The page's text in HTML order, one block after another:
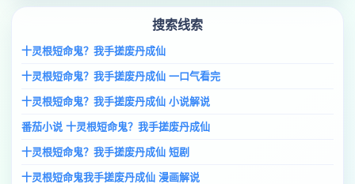
搜索线索
十灵根短命鬼？我手搓废丹成仙
十灵根短命鬼？我手搓废丹成仙 一口气看完
十灵根短命鬼？我手搓废丹成仙 小说解说
番茄小说 十灵根短命鬼？我手搓废丹成仙
十灵根短命鬼？我手搓废丹成仙 短剧
十灵根短命鬼我手搓废丹成仙 漫画解说